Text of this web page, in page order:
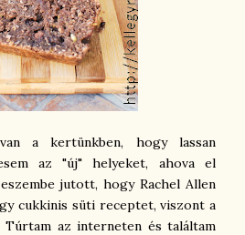
a kertünkben, hogy lassan
az "új" helyeket, ahova el
jutott, hogy Rachel Allen
cukkinis süti receptet, viszont a
Túrtam az interneten és találtam